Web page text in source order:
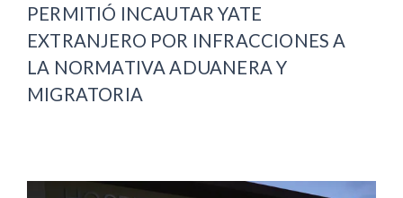
PERMITIÓ INCAUTAR YATE
EXTRANJERO POR INFRACCIONES A
LA NORMATIVA ADUANERA Y
MIGRATORIA